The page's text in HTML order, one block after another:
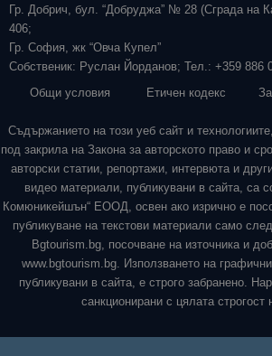
Гр. Добрич, бул. “Добруджа” № 28 (Сграда на
406;
Гр. София, жк “Овча Купел”
Собственик: Руслан Йорданов; Тел.: +359 886
Общи условия
Етичен кодекс
Съдържанието на този уеб сайт и
под закрила на Закона за авторското право и
авторски статии, репортажи, интервюта и
видео материали, публикувани в сайта, са
Комюникейшън“ ЕООД, освен ако изрично е
публикуване на текстови материали само
Bgtourism.bg, посочване на източника и
www.bgtourism.bg. Използването на
публикувани в сайта, е строго забранено.
санкционирани с цялата строгост